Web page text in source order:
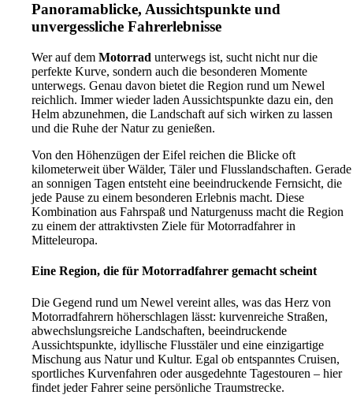
Panoramablicke, Aussichtspunkte und
unvergessliche Fahrerlebnisse
Wer auf dem Motorrad unterwegs ist, sucht nicht nur die
perfekte Kurve, sondern auch die besonderen Momente
unterwegs. Genau davon bietet die Region rund um Newel
reichlich. Immer wieder laden Aussichtspunkte dazu ein, den
Helm abzunehmen, die Landschaft auf sich wirken zu lassen
und die Ruhe der Natur zu genießen.
Von den Höhenzügen der Eifel reichen die Blicke oft
kilometerweit über Wälder, Täler und Flusslandschaften. Gerade
an sonnigen Tagen entsteht eine beeindruckende Fernsicht, die
jede Pause zu einem besonderen Erlebnis macht. Diese
Kombination aus Fahrspaß und Naturgenuss macht die Region
zu einem der attraktivsten Ziele für Motorradfahrer in
Mitteleuropa.
Eine Region, die für Motorradfahrer gemacht scheint
Die Gegend rund um Newel vereint alles, was das Herz von
Motorradfahrern höherschlagen lässt: kurvenreiche Straßen,
abwechslungsreiche Landschaften, beeindruckende
Aussichtspunkte, idyllische Flusstäler und eine einzigartige
Mischung aus Natur und Kultur. Egal ob entspanntes Cruisen,
sportliches Kurvenfahren oder ausgedehnte Tagestouren – hier
findet jeder Fahrer seine persönliche Traumstrecke.